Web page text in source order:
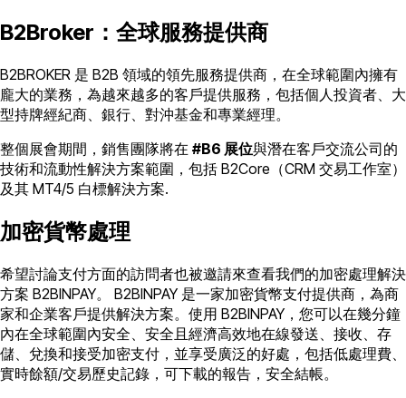
B2Broker：全球服務提供商
B2BROKER 是 B2B 領域的領先服務提供商，在全球範圍內擁有
龐大的業務，為越來越多的客戶提供服務，包括個人投資者、大
型持牌經紀商、銀行、對沖基金和專業經理。
整個展會期間，銷售團隊將在 #B6 展位與潛在客戶交流公司的
技術和流動性解決方案範圍，包括 B2Core（CRM 交易工作室）
及其 MT4/5 白標解決方案.
加密貨幣處理
希望討論支付方面的訪問者也被邀請來查看我們的加密處理解決
方案 B2BINPAY。 B2BINPAY 是一家加密貨幣支付提供商，為商
家和企業客戶提供解決方案。使用 B2BINPAY，您可以在幾分鐘
內在全球範圍內安全、安全且經濟高效地在線發送、接收、存
儲、兌換和接受加密支付，並享受廣泛的好處，包括低處理費、
實時餘額/交易歷史記錄，可下載的報告，安全結帳。